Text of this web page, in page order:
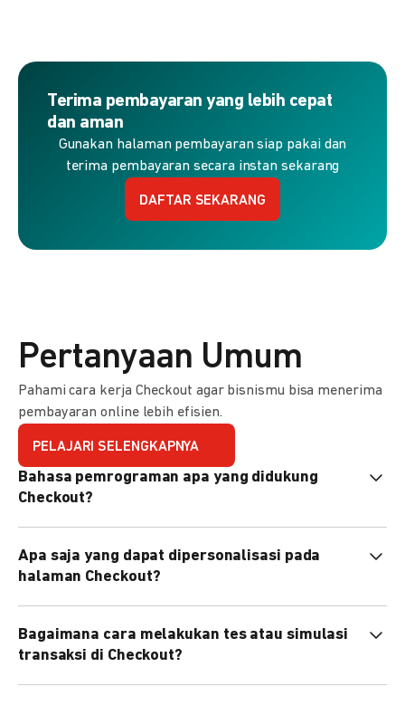
Terima pembayaran yang lebih cepat
dan aman
Gunakan halaman pembayaran siap pakai dan
terima pembayaran secara instan sekarang
DAFTAR SEKARANG
Pertanyaan Umum
Pahami cara kerja Checkout agar bisnismu bisa menerima
pembayaran online lebih efisien.
PELAJARI SELENGKAPNYA
Bahasa pemrograman apa yang didukung
Checkout?
PHP, Node.js, Go, dll).
Apa saja yang dapat dipersonalisasi pada
halaman Checkout?
preferensi bahasa, dan urutan metode pembayaran sesuai
kebutuhan brand Anda.
Bagaimana cara melakukan tes atau simulasi
transaksi di Checkout?